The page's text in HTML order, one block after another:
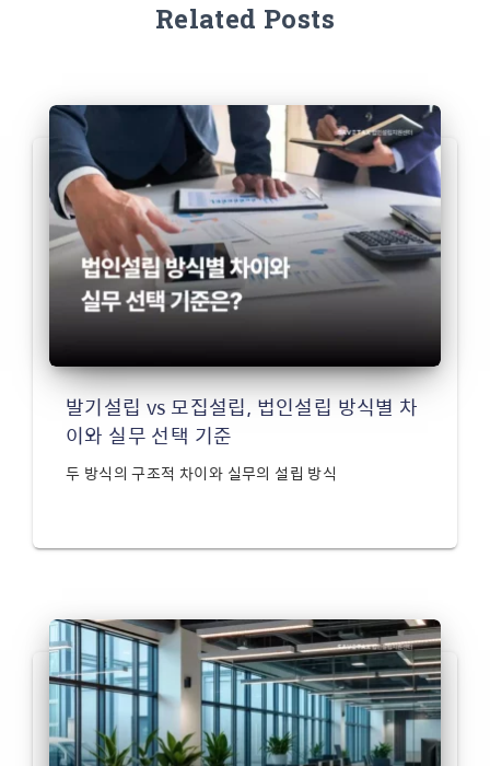
Related Posts
발기설립 vs 모집설립, 법인설립 방식별 차
이와 실무 선택 기준
두 방식의 구조적 차이와 실무의 설립 방식